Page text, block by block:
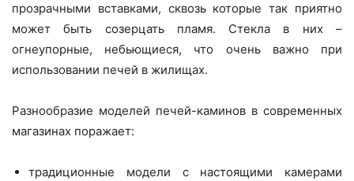
прозрачными вставками, сквозь которые так приятно
может быть созерцать пламя. Стекла в них –
огнеупорные, небьющиеся, что очень важно при
использовании печей в жилищах.
Разнообразие моделей печей-каминов в современных
магазинах поражает:
традиционные модели с настоящими камерами